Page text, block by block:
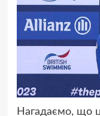
Нагадаємо, що